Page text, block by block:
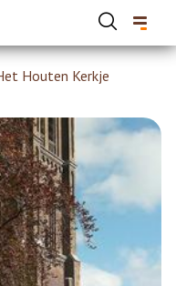
Houten Kerkje